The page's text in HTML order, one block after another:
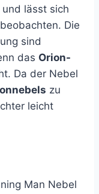
lässt sich
Die
sind
das Orion-
Da der Nebel
zu
leicht
Man Nebel